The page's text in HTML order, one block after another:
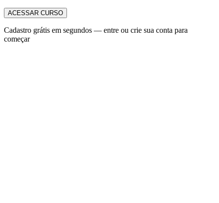
ACESSAR CURSO
Cadastro grátis em segundos — entre ou crie sua conta para
começar